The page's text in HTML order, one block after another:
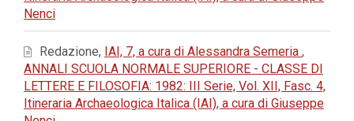
Nenci
Redazione, IAI, 7, a cura di Alessandra Semeria ,
ANNALI SCUOLA NORMALE SUPERIORE - CLASSE DI
LETTERE E FILOSOFIA: 1982: III Serie, Vol. XII, Fasc. 4,
Itineraria Archaeologica Italica (IAI), a cura di Giuseppe